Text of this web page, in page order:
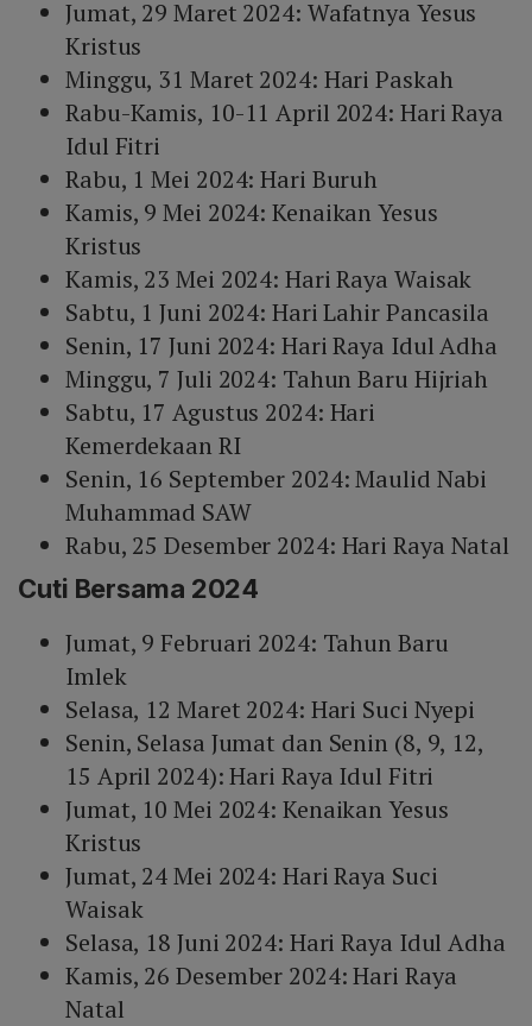
Jumat, 29 Maret 2024: Wafatnya Yesus
Kristus
Minggu, 31 Maret 2024: Hari Paskah
Rabu-Kamis, 10-11 April 2024: Hari Raya
Idul Fitri
Rabu, 1 Mei 2024: Hari Buruh
Kamis, 9 Mei 2024: Kenaikan Yesus
Kristus
Kamis, 23 Mei 2024: Hari Raya Waisak
Sabtu, 1 Juni 2024: Hari Lahir Pancasila
Senin, 17 Juni 2024: Hari Raya Idul Adha
Minggu, 7 Juli 2024: Tahun Baru Hijriah
Sabtu, 17 Agustus 2024: Hari
Kemerdekaan RI
Senin, 16 September 2024: Maulid Nabi
Muhammad SAW
Rabu, 25 Desember 2024: Hari Raya Natal
Cuti Bersama 2024
Jumat, 9 Februari 2024: Tahun Baru
Imlek
Selasa, 12 Maret 2024: Hari Suci Nyepi
Senin, Selasa Jumat dan Senin (8, 9, 12,
15 April 2024): Hari Raya Idul Fitri
Jumat, 10 Mei 2024: Kenaikan Yesus
Kristus
Jumat, 24 Mei 2024: Hari Raya Suci
Waisak
Selasa, 18 Juni 2024: Hari Raya Idul Adha
Kamis, 26 Desember 2024: Hari Raya
Natal